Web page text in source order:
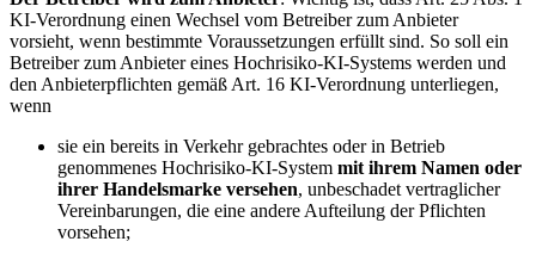
KI-Verordnung einen Wechsel vom Betreiber zum Anbieter
vorsieht, wenn bestimmte Voraussetzungen erfüllt sind. So soll ein
Betreiber zum Anbieter eines Hochrisiko-KI-Systems werden und
den Anbieterpflichten gemäß Art. 16 KI-Verordnung unterliegen,
wenn
sie ein bereits in Verkehr gebrachtes oder in Betrieb
genommenes Hochrisiko-KI‑System mit ihrem Namen oder
ihrer Handelsmarke versehen, unbeschadet vertraglicher
Vereinbarungen, die eine andere Aufteilung der Pflichten
vorsehen;